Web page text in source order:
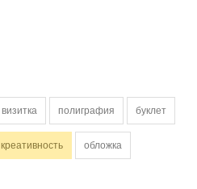
визитка полиграфия буклет
креативность обложка